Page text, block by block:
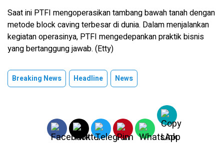
Saat ini PTFI mengoperasikan tambang bawah tanah dengan
metode block caving terbesar di dunia. Dalam menjalankan
kegiatan operasinya, PTFI mengedepankan praktik bisnis
yang bertanggung jawab. (Etty)
Breaking News Headline News